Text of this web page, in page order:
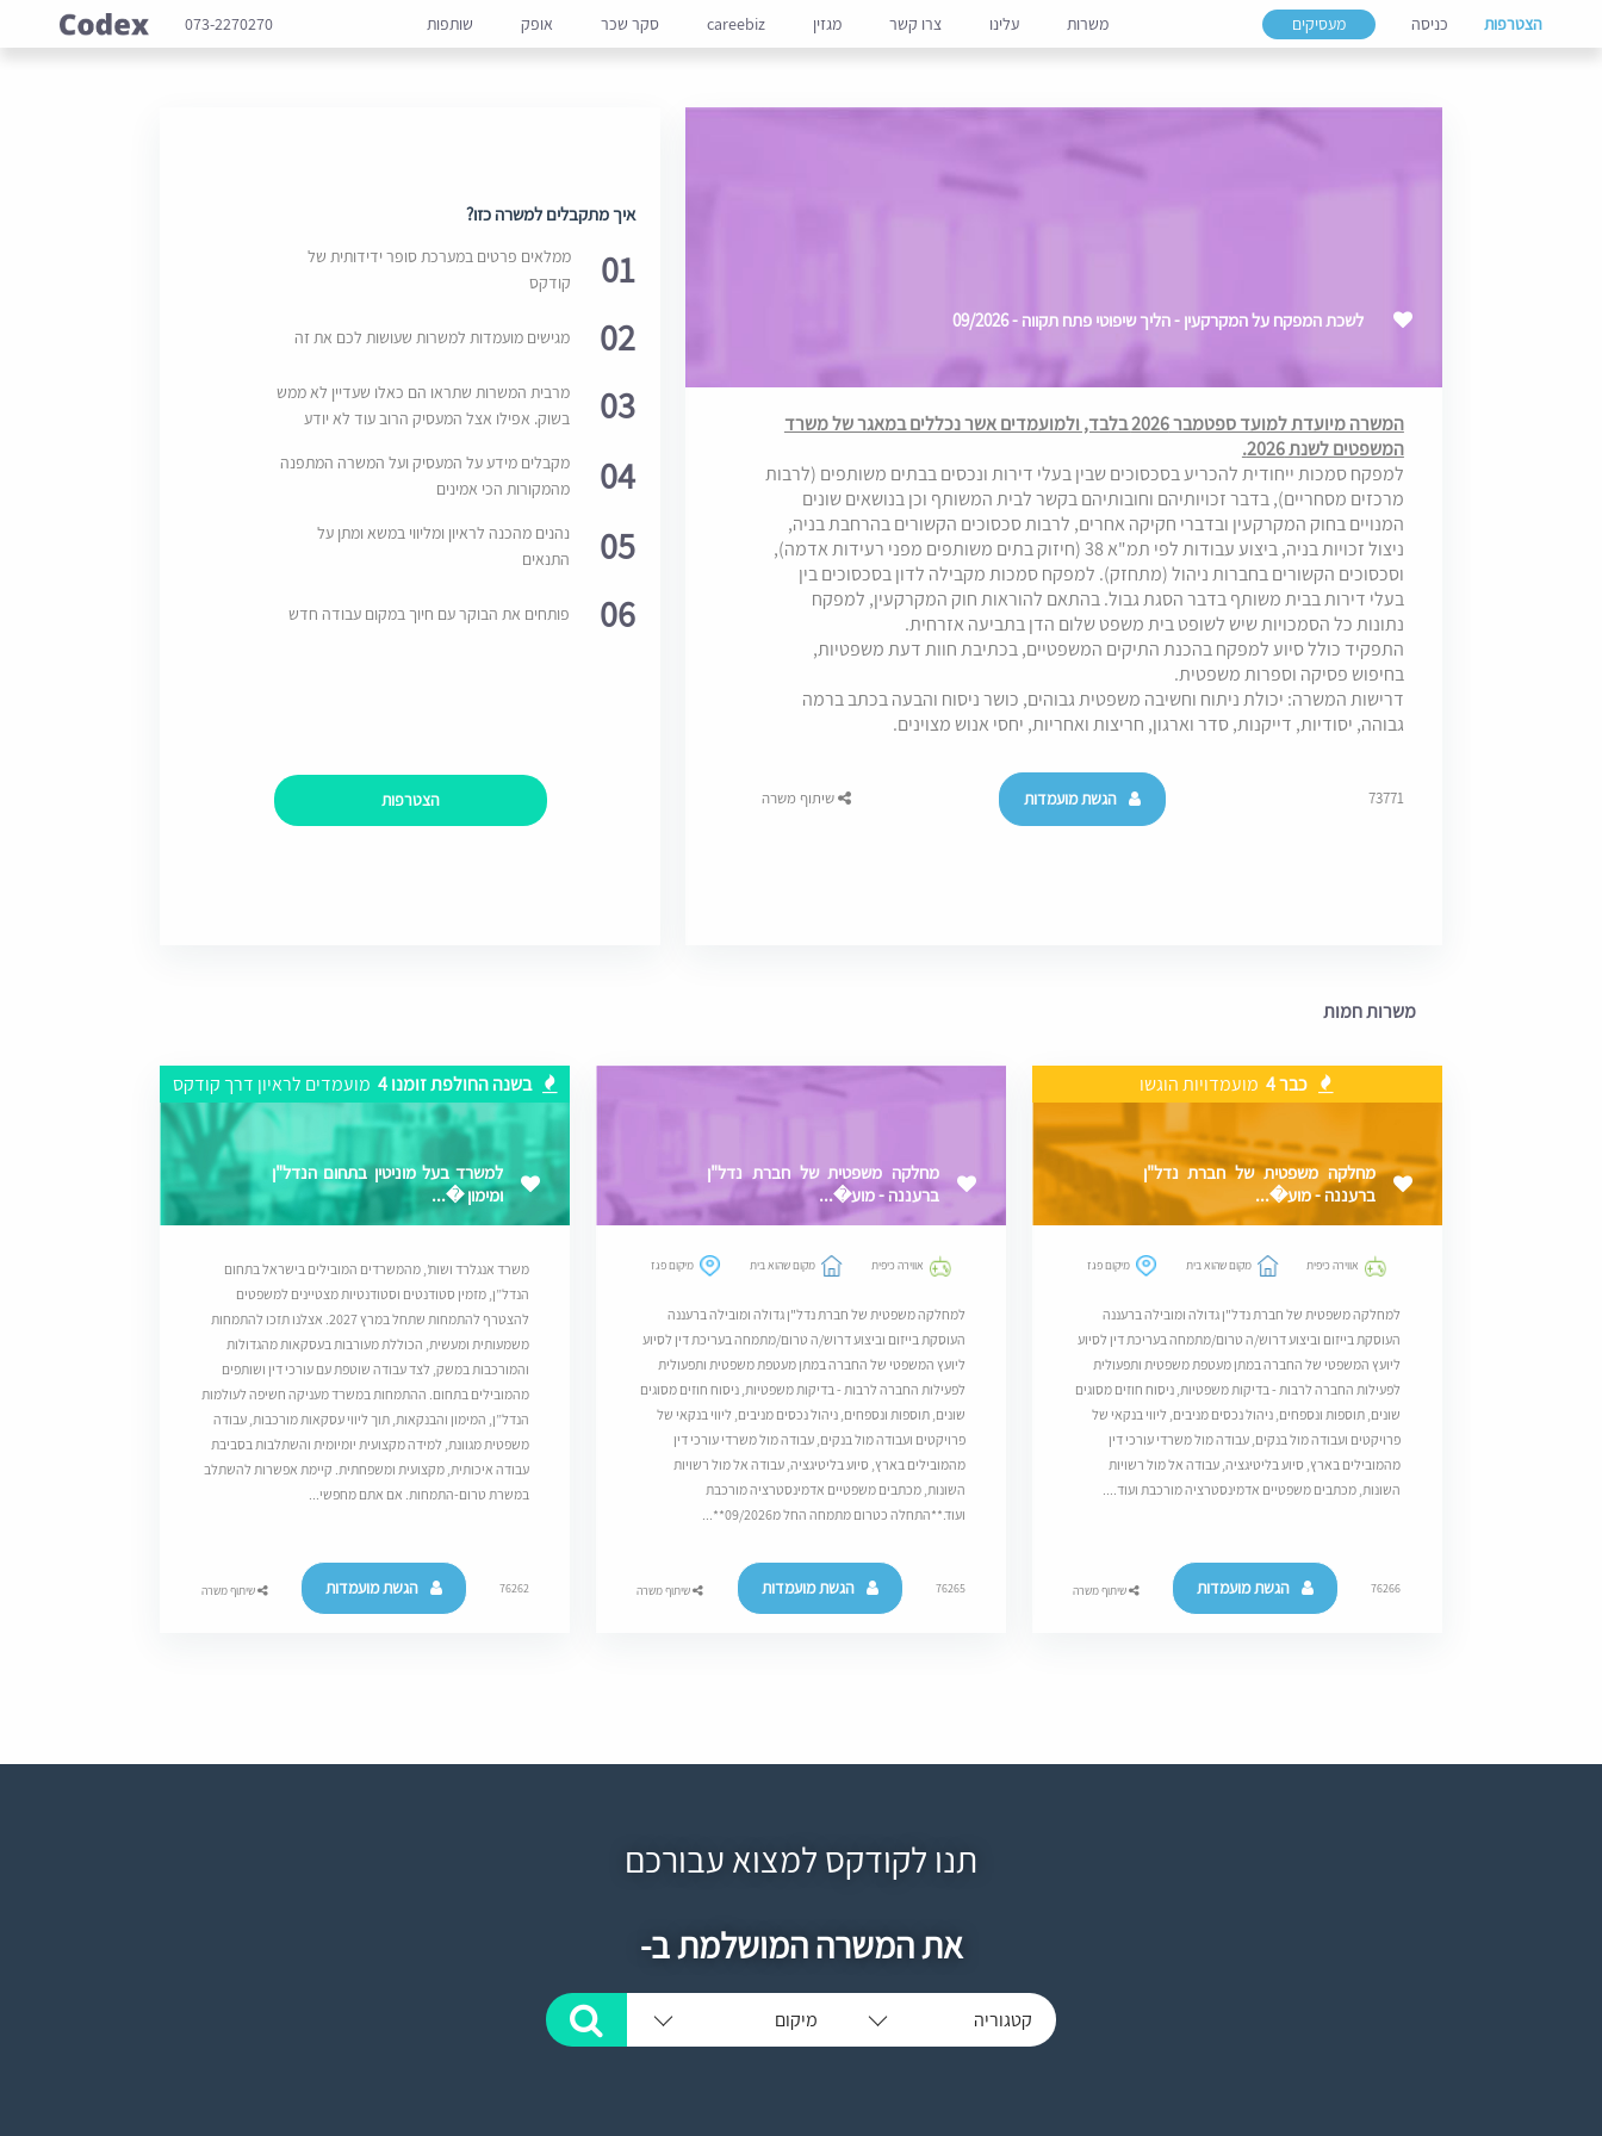
הצטרפות כניסה מעסיקים משרות עלינו צרו קשר מגזין careebiz סקר שכר אופק שותפות 073-2270270
לשכת המפקח על המקרקעין - הליך שיפוטי פתח תקווה - 09/2026
המשרה מיועדת למועד ספטמבר 2026 בלבד, ולמועמדים אשר נכללים במאגר של משרד
המשפטים לשנת 2026.
למפקח סמכות ייחודית להכריע בסכסוכים שבין בעלי דירות ונכסים בבתים משותפים (לרבות
מרכזים מסחריים), בדבר זכויותיהם וחובותיהם בקשר לבית המשותף וכן בנושאים שונים
המנויים בחוק המקרקעין ובדברי חקיקה אחרים, לרבות סכסוכים הקשורים בהרחבת בניה,
ניצול זכויות בניה, ביצוע עבודות לפי תמ"א 38 (חיזוק בתים משותפים מפני רעידות אדמה),
וסכסוכים הקשורים בחברות ניהול (מתחזק). למפקח סמכות מקבילה לדון בסכסוכים בין
בעלי דירות בבית משותף בדבר הסגת גבול. בהתאם להוראות חוק המקרקעין, למפקח
נתונות כל הסמכויות שיש לשופט בית משפט שלום הדן בתביעה אזרחית.
התפקיד כולל סיוע למפקח בהכנת התיקים המשפטיים, בכתיבת חוות דעת משפטיות,
בחיפוש פסיקה וספרות משפטית.
דרישות המשרה: יכולת ניתוח וחשיבה משפטית גבוהים, כושר ניסוח והבעה בכתב ברמה
גבוהה, יסודיות, דייקנות, סדר וארגון, חריצות ואחריות, יחסי אנוש מצוינים.
73771 הגשת מועמדות שיתוף משרה
איך מתקבלים למשרה כזו?
01
ממלאים פרטים במערכת סופר ידידותית של
קודקס
02 מגישים מועמדות למשרות שעושות לכם את זה
03
מרבית המשרות שתראו הם כאלו שעדיין לא ממש
בשוק. אפילו אצל המעסיק הרוב עוד לא יודע
04
מקבלים מידע על המעסיק ועל המשרה המתפנה
מהמקורות הכי אמינים
05
נהנים מהכנה לראיון ומליווי במשא ומתן על
התנאים
06 פותחים את הבוקר עם חיוך במקום עבודה חדש
הצטרפות
משרות חמות
כבר 4 מועמדויות הוגשו
מחלקה משפטית של חברת נדל"ן
ברעננה - מוע�...
אווירה כיפית מקום שהוא בית מיקום פגז
למחלקה משפטית של חברת נדל"ן גדולה ומובילה ברעננה
העוסקת בייזום וביצוע דרוש/ה טרום/מתמחה בעריכת דין לסיוע
ליועץ המשפטי של החברה במתן מעטפת משפטית ותפעולית
לפעילות החברה לרבות - בדיקות משפטיות, ניסוח חוזים מסוגים
שונים, תוספות ונספחים, ניהול נכסים מניבים, ליווי בנקאי של
פרויקטים ועבודה מול בנקים, עבודה מול משרדי עורכי דין
מהמובילים בארץ, סיוע בליטיגציה, עבודה אל מול רשויות
השונות, מכתבים משפטיים אדמינסטרציה מורכבת ועוד....
76266 הגשת מועמדות שיתוף משרה
מחלקה משפטית של חברת נדל"ן
ברעננה - מוע�...
אווירה כיפית מקום שהוא בית מיקום פגז
למחלקה משפטית של חברת נדל"ן גדולה ומובילה ברעננה
העוסקת בייזום וביצוע דרוש/ה טרום/מתמחה בעריכת דין לסיוע
ליועץ המשפטי של החברה במתן מעטפת משפטית ותפעולית
לפעילות החברה לרבות - בדיקות משפטיות, ניסוח חוזים מסוגים
שונים, תוספות ונספחים, ניהול נכסים מניבים, ליווי בנקאי של
פרויקטים ועבודה מול בנקים, עבודה מול משרדי עורכי דין
מהמובילים בארץ, סיוע בליטיגציה, עבודה אל מול רשויות
השונות, מכתבים משפטיים אדמינסטרציה מורכבת
ועוד.**התחלה כטרום מתמחה החל מ09/2026**...
76265 הגשת מועמדות שיתוף משרה
בשנה החולפת זומנו 4 מועמדים לראיון דרך קודקס
למשרד בעל מוניטין בתחום הנדל"ן
ומימון �...
משרד אנגלרד ושות’, מהמשרדים המובילים בישראל בתחום
הנדל”ן, מזמין סטודנטים וסטודנטיות מצטיינים למשפטים
להצטרף להתמחות שתחל במרץ 2027. אצלנו תזכו להתמחות
משמעותית ומעשית, הכוללת מעורבות בעסקאות מהגדולות
והמורכבות במשק, לצד עבודה שוטפת עם עורכי דין ושותפים
מהמובילים בתחום. ההתמחות במשרד מעניקה חשיפה לעולמות
הנדל”ן, המימון והבנקאות, תוך ליווי עסקאות מורכבות, עבודה
משפטית מגוונת, למידה מקצועית יומיומית והשתלבות בסביבת
עבודה איכותית, מקצועית ומשפחתית. קיימת אפשרות להשתלב
במשרת טרום-התמחות. אם אתם מחפשי...
76262 הגשת מועמדות שיתוף משרה
תנו לקודקס למצוא עבורכם
את המשרה המושלמת ב-
קטגוריה מיקום